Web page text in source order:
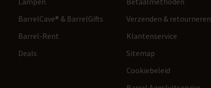
BarrelCave® & BarrelGifts
Barrel-Rent
Deals
Verzenden & retourneren
Klantenservice
Sitemap
Cookiebeleid